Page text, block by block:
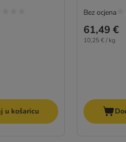
u košaricu
61,49 €
10,25 € / kg
Bez ocjena